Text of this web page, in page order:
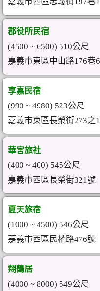
郡役所民宿
(4500 ~ 6500) 510公尺
嘉義市東區中山路176巷
享嘉民宿
(990 ~ 4980) 523公尺
嘉義市東區長榮街273之
華宮旅社
(400 ~ 400) 545公尺
嘉義市西區長榮街321號
夏天旅宿
(1000 ~ 4500) 546公尺
嘉義市西區民權路476號
翔鶴居
(4000 ~ 8000) 549公尺